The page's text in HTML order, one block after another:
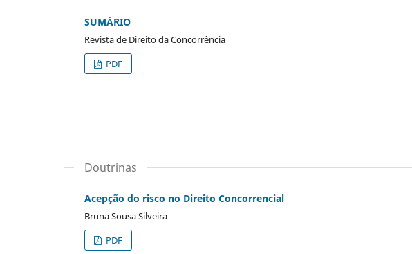
SUMÁRIO
Revista de Direito da Concorrência
PDF
Doutrinas
Acepção do risco no Direito Concorrencial
Bruna Sousa Silveira
PDF